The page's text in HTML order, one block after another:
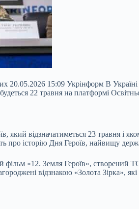
20.05.2026 15:09 Укрінформ В
22 травня на платформі
який відзначатиметься 23 травня і
про історію Дня Героїв, найвищу
«12. Земля Героїв», створений
відзнакою «Золота Зірка»,